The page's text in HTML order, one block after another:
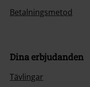
Betalningsmetod
Dina erbjudanden
Tävlingar